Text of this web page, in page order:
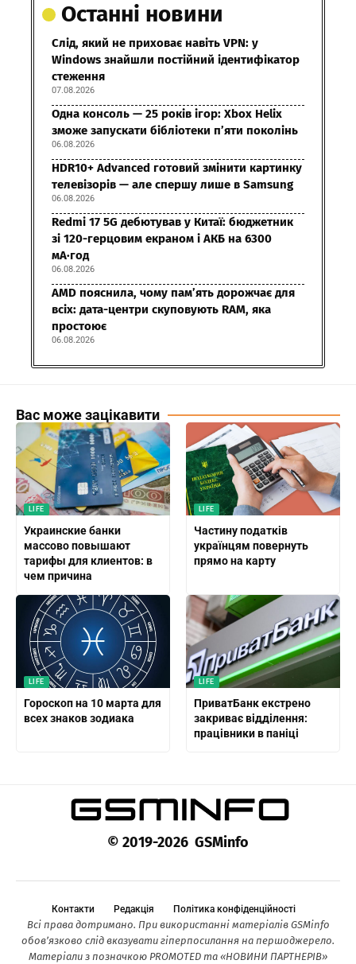
Останні новини
Слід, який не приховає навіть VPN: у
Windows знайшли постійний ідентифікатор
стеження
07.08.2026
Одна консоль — 25 років ігор: Xbox Helix
зможе запускати бібліотеки п’яти поколінь
06.08.2026
HDR10+ Advanced готовий змінити картинку
телевізорів — але спершу лише в Samsung
06.08.2026
Redmi 17 5G дебютував у Китаї: бюджетник
зі 120-герцовим екраном і АКБ на 6300
мА·год
06.08.2026
AMD пояснила, чому пам’ять дорожчає для
всіх: дата-центри скуповують RAM, яка
простоює
06.08.2026
Вас може зацікавити
LIFE
Украинские банки
массово повышают
тарифы для клиентов: в
чем причина
LIFE
Частину податків
українцям повернуть
прямо на карту
LIFE
Гороскоп на 10 марта для
всех знаков зодиака
LIFE
ПриватБанк екстрено
закриває відділення:
працівники в паніці
© 2019-2026 GSMinfo
Контакти Редакція Політика конфіденційності
Всі права дотримано. При використанні матеріалів GSMinfo
обов’язково слід вказувати гіперпосилання на першоджерело.
Матеріали з позначкою PROMOTED та «НОВИНИ ПАРТНЕРІВ»